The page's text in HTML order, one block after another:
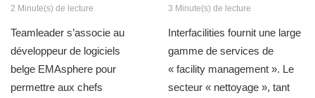
2 Minute(s) de lecture
Teamleader s’associe au
développeur de logiciels
belge EMAsphere pour
permettre aux chefs
3 Minute(s) de lecture
Interfacilities fournit une large
gamme de services de
« facility management ». Le
secteur « nettoyage », tant